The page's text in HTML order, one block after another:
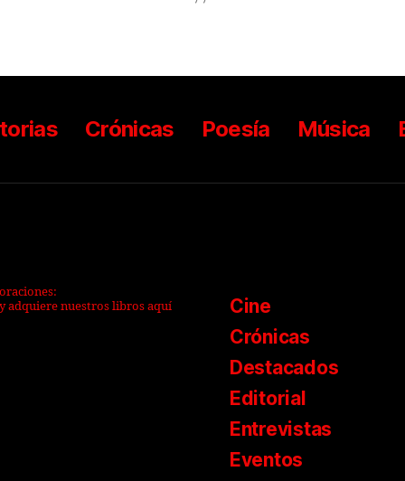
Crónicas Poesía Música
adquiere nuestros libros aquí
Cine
Crónicas
Destacados
Editorial
Entrevistas
Eventos